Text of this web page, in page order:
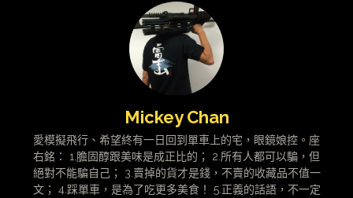
Mickey Chan
愛模擬飛行、希望終有一日回到單車上的宅，眼鏡娘控。座
右銘： 1.膽固醇跟美味是成正比的； 2.所有人都可以騙，但
絕對不能騙自己； 3.賣掉的貨才是錢，不賣的收藏品不值一
文； 4.踩單車，是為了吃更多美食！ 5.正義的話語，不一定